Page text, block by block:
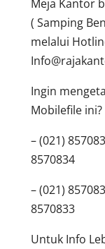
Meja Kantor
( Samping
melalui
Ingin
Mobilefile
– (021)
8570834
– (021)
8570833
Untuk Info